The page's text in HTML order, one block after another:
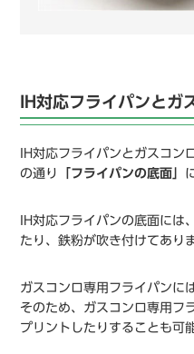
IH対応フライパンとガ
IH対応フライパンとガスコン
の通り
「フライパンの底面」
IH対応フライパンの底面には
たり、鉄粉が吹き付けてあり
ガスコンロ専用フライパンに
そのため、ガスコンロ専用フ
プリントしたりすることも可